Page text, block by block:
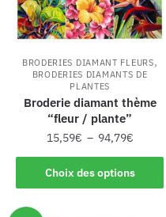
BRODERIES DIAMANT FLEURS,
BRODERIES DIAMANTS DE
PLANTES
Broderie diamant thème
“fleur / plante”
15,59€ – 94,79€
Choix des options